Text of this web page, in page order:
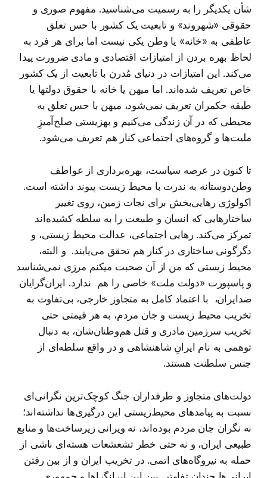
شأن یکدیگر را به رسمیت می‌شناسید. مفهوم صوری و
حقوقی «شهروند» و تابعیت یک کشور با حس تعلق
عاطفی به «خانه» یا وطن یکی نیست اما برای هر فرد به
لحاظ بهره بردن از امتیازات اقتصادی و مادی ضرورت پیدا
می‌کند. این امتیازات در دنیای مُدرن با تابعیت از یک کشور
خاص تعریف شده‌اند. اما میهن یا خانه با حقوق دولتها یا
طبقه حکمران تعریف نمی‌شود، میهن با حس تعلق به
محیطی که در آن زندگی می‌کنیم و بهزیستی صلح‌آمیزِ
ملیت‌ها و گروه‌های اجتماعی کنار هم تعریف می‌شود.
تا کنون در عرصه سیاست، بهره‌برداری از عواطف
وطن‌دوستانه به ندرت با محیط زیست پیوند داشته است.
اکولوژی رهایی‌بخش برای نجات زمین، روی تغییر
ساختارهایی که انسان و طبیعت را به سلطه کشیده‌اند
تمرکز می‌کند. رهایی اجتماعی، عدالت محیط زیستی، و
دگرگونی ساختاری در کنار هم تحقق می‌یابند. و البته،
محیط زیستی که من از آن صحبت میکنم مرزی نمی‌شناسد
و پاسپورت «دولت ملت» خاصی را هم ندارد. ایران‌گرایان
ضدایران، با اعتماد کامل به متجاوز خارجی، بی‌تفاوت به
تخریب محیط زیست و جان مردم، به هر قیمتی حتی
تخریب سرزمین مادری و قتل هم‌وطنان‌شان، به دنبال
توهمی به نام ایرانِ شاهنشاهی و در واقع سلطه‌ای از
جنس سلطنت هستند.
دولت‌های متجاوز و طرفداران جنگ کوچک‌ترین نگرانی‌ای
نسبت به پیامدهای محیط‌زیستی این درگیری‌ها نداشته‌اند؛
نه نگران جان مردم بوده‌اند، نه ویرانی زیرساخت‌ها و منابع
طبیعی ایران، و نه حتی خطر تشعشعات هسته‌ای ناشی از
حمله به نیروگاه‌های اتمی. در تخریب ایران و از بین رفتن